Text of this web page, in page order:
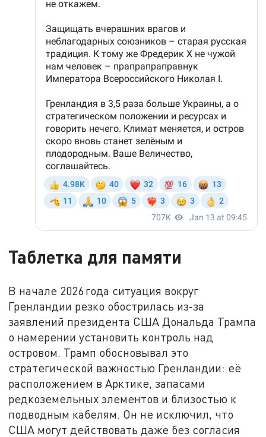
Таблетка для памяти
В начале 2026 года ситуация вокруг
Гренландии резко обострилась из‑за
заявлений президента США Дональда Трампа
о намерении установить контроль над
островом. Трамп обосновывал это
стратегической важностью Гренландии: её
расположением в Арктике, запасами
редкоземельных элементов и близостью к
подводным кабелям. Он не исключил, что
США могут действовать даже без согласия